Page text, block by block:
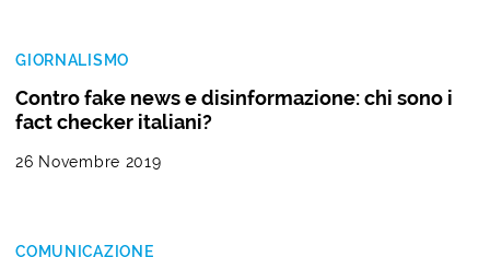
GIORNALISMO
Contro fake news e disinformazione: chi sono i
fact checker italiani?
26 Novembre 2019
COMUNICAZIONE